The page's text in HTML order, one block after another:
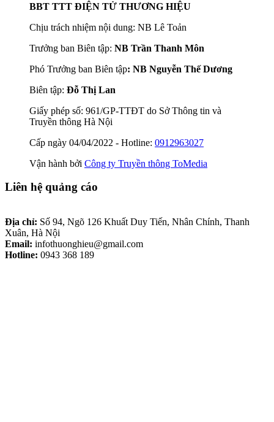
BBT TTT ĐIỆN TỬ THƯƠNG HIỆU
Chịu trách nhiệm nội dung: NB Lê Toản
Trưởng ban Biên tập: NB Trần Thanh Môn
Phó Trưởng ban Biên tập: NB Nguyễn Thế Dương
Biên tập: Đỗ Thị Lan
Giấy phép số: 961/GP-TTĐT do Sở Thông tin và
Truyền thông Hà Nội
Cấp ngày 04/04/2022 - Hotline: 0912963027
Vận hành bởi Công ty Truyền thông ToMedia
Liên hệ quảng cáo
Địa chỉ: Số 94, Ngõ 126 Khuất Duy Tiến, Nhân Chính, Thanh
Xuân, Hà Nội
Email: infothuonghieu@gmail.com
Hotline: 0943 368 189